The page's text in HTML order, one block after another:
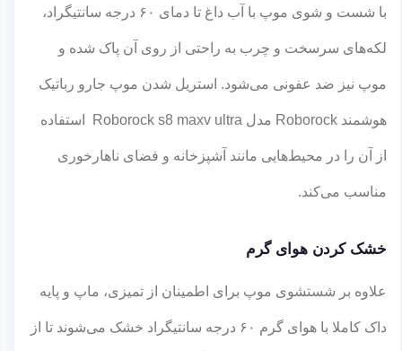
با شست و شوی موپ با آب داغ تا دمای ۶۰ درجه سانتیگراد،
لکه‌های سرسخت و چرب به راحتی از روی آن پاک شده و
موپ نیز ضد عفونی می‌شود. استریل شدن موپ جارو رباتیک
هوشمند Roborock مدل Roborock s8 maxv ultra استفاده
از آن را در محیط‌هایی مانند آشپزخانه و فضای ناهارخوری
مناسب می‌کند.
خشک کردن هوای گرم
علاوه بر شستشوی موپ برای اطمینان از تمیزی، ماپ و پایه
داک کاملا با هوای گرم ۶۰ درجه سانتیگراد خشک می‌شوند تا از